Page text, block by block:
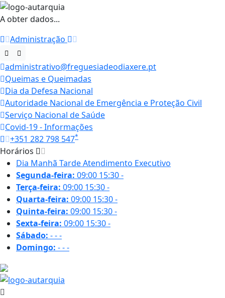
A obter dados...
Administração
administrativo@freguesiadeodiaxere.pt
Queimas e Queimadas
Dia da Defesa Nacional
Autoridade Nacional de Emergência e Proteção Civil
Serviço Nacional de Saúde
Covid-19 - Informações
+351 282 798 547*
Horários
Dia Manhã TardeAtendimento Executivo
Segunda-feira: 09:00 15:30-
Terça-feira: 09:00 15:30-
Quarta-feira: 09:00 15:30-
Quinta-feira: 09:00 15:30-
Sexta-feira: 09:00 15:30-
Sábado: ---
Domingo: ---